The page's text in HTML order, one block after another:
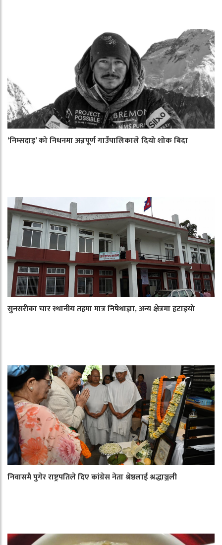
‘निम्सदाइ’ को निधनमा अन्नपूर्ण गाउँपालिकाले दियो शोक बिदा
सुनसरीका चार स्थानीय तहमा मात्र निषेधाज्ञा, अन्य क्षेत्रमा हटाइयो
निवासमै पुगेर राष्ट्रपतिले दिए कांग्रेस नेता श्रेष्ठलाई श्रद्धाञ्जली